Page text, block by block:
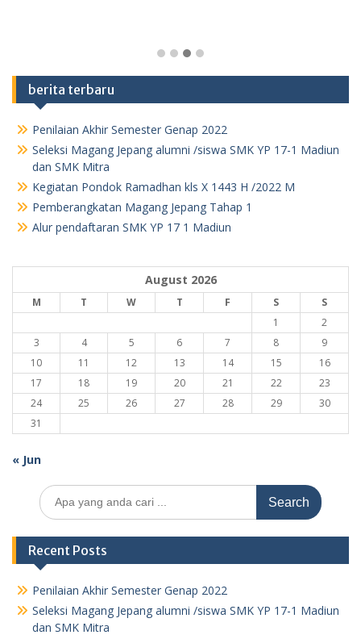
berita terbaru
Penilaian Akhir Semester Genap 2022
Seleksi Magang Jepang alumni /siswa SMK YP 17-1 Madiun
dan SMK Mitra
Kegiatan Pondok Ramadhan kls X 1443 H /2022 M
Pemberangkatan Magang Jepang Tahap 1
Alur pendaftaran SMK YP 17 1 Madiun
August 2026
M T W T F S
S
1
2
3
4 5 6 7 8
9
10
11 12 13 14 15
16
17
18 19 20 21 22
23
24
25 26 27 28 29
30
31
« Jun
Search
for:
Recent Posts
Penilaian Akhir Semester Genap 2022
Seleksi Magang Jepang alumni /siswa SMK YP 17-1 Madiun
dan SMK Mitra